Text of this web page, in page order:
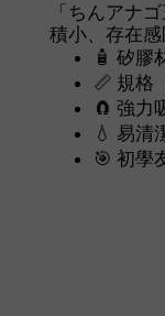
「ちんアナ
積小、存在感
🧴 矽膠
📏 規格
🧲 強力
💧 易清
🎯 初學